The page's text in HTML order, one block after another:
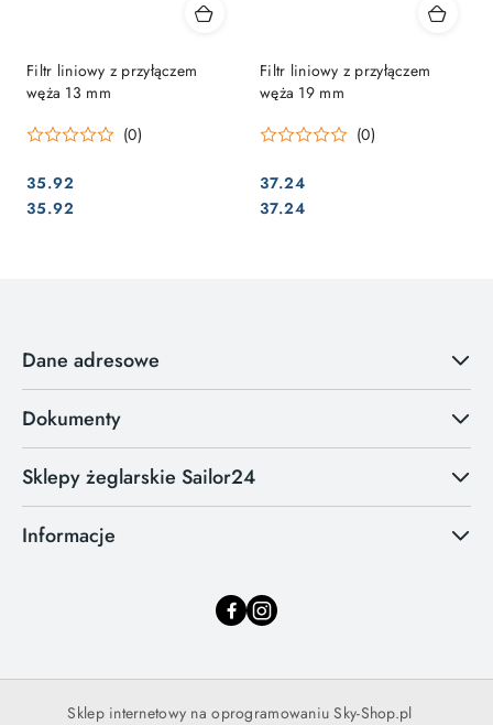
Filtr liniowy z przyłączem
węża 13 mm
(0)
Cena:
35.92
Cena:
35.92
Filtr liniowy z przyłączem
węża 19 mm
(0)
Cena:
37.24
Cena:
37.24
Dane adresowe
Dokumenty
Sklepy żeglarskie Sailor24
Informacje
Sklep internetowy na oprogramowaniu Sky-Shop.pl